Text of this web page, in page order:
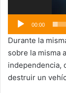
00:00
Durante la
sobre la misma
independencia,
destruir un